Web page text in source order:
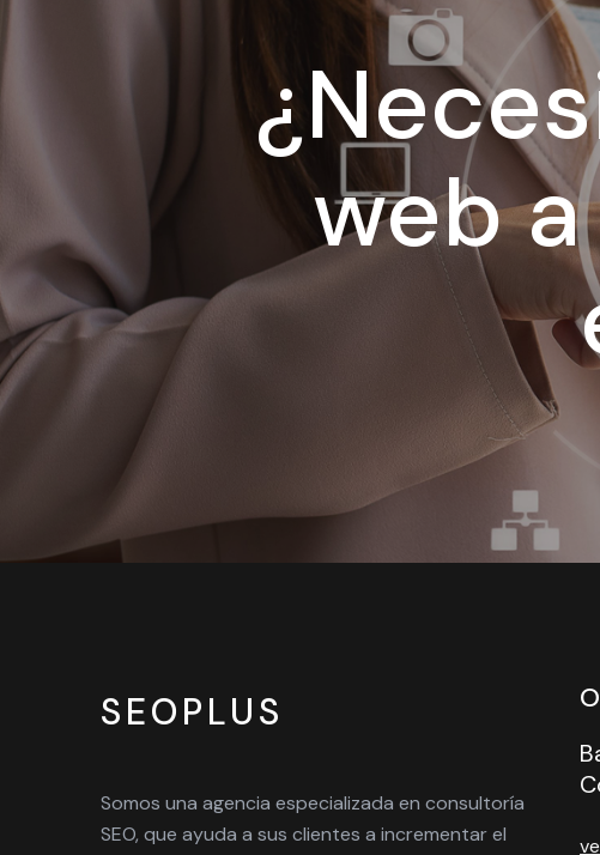
web
SEOPLUS
Somos una agencia especializada en consultoría
SEO, que ayuda a sus clientes a incrementar el